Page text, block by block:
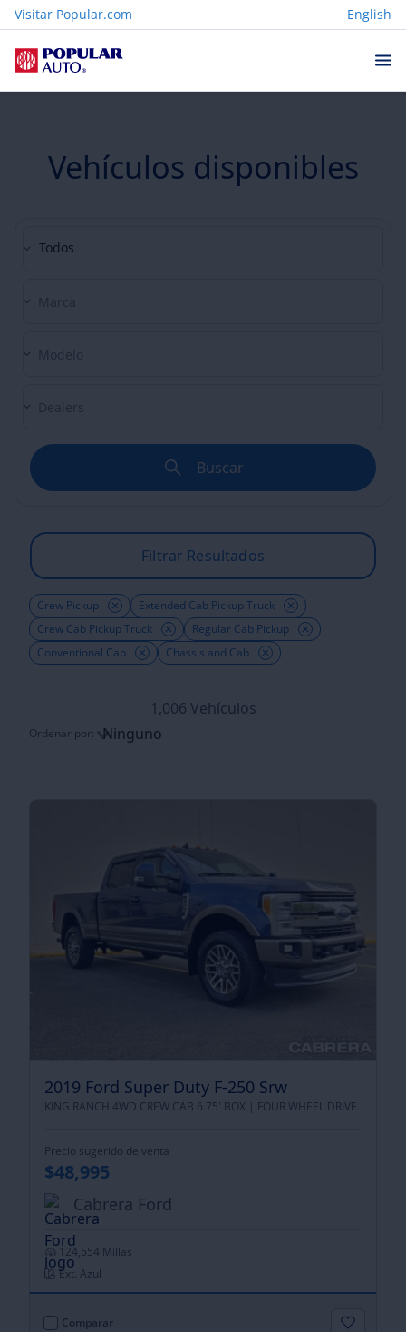
Visitar Popular.com English
Vehículos disponibles
Todos
Buscar
Filtrar Resultados
Crew Pickup
Extended Cab Pickup Truck
Crew Cab Pickup Truck
Regular Cab Pickup
Conventional Cab
Chassis and Cab
1,006 Vehículos
Ordenar por: Ninguno
2019 Ford Super Duty F-250 Srw
KING RANCH 4WD CREW CAB 6.75' BOX | FOUR WHEEL DRIVE
Precio sugerido de venta
$48,995
Cabrera Ford
124,554 Millas
Ext. Azul
Comparar